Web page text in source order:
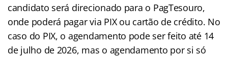
candidato será direcionado para o PagTesouro,
onde poderá pagar via PIX ou cartão de crédito. No
caso do PIX, o agendamento pode ser feito até 14
de julho de 2026, mas o agendamento por si só